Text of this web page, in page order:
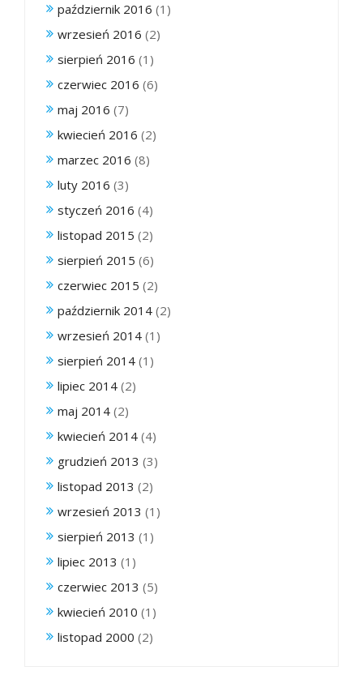
październik 2016 (1)
wrzesień 2016 (2)
sierpień 2016 (1)
czerwiec 2016 (6)
maj 2016 (7)
kwiecień 2016 (2)
marzec 2016 (8)
luty 2016 (3)
styczeń 2016 (4)
listopad 2015 (2)
sierpień 2015 (6)
czerwiec 2015 (2)
październik 2014 (2)
wrzesień 2014 (1)
sierpień 2014 (1)
lipiec 2014 (2)
maj 2014 (2)
kwiecień 2014 (4)
grudzień 2013 (3)
listopad 2013 (2)
wrzesień 2013 (1)
sierpień 2013 (1)
lipiec 2013 (1)
czerwiec 2013 (5)
kwiecień 2010 (1)
listopad 2000 (2)